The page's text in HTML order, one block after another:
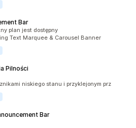
Bar
1225
plan jest dostępny
Text Marquee & Carousel Banner
Pilności
80
niskiego stanu i przyklejonym prz
Bar
30